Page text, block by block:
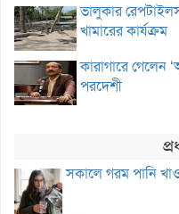
ভালুকার
খামারের কার্যক্রম
কারাগারে গেলেন
পরদেশী
সকালে গরম পানি